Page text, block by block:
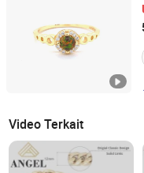
Guangdong, China
Video Terkait